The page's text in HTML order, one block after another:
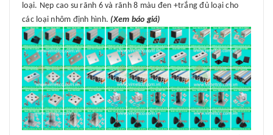
loại. Nẹp cao su rãnh 6 và rãnh 8 màu đen +trắng đủ loại cho
các loại nhôm định hình. (Xem báo giá)